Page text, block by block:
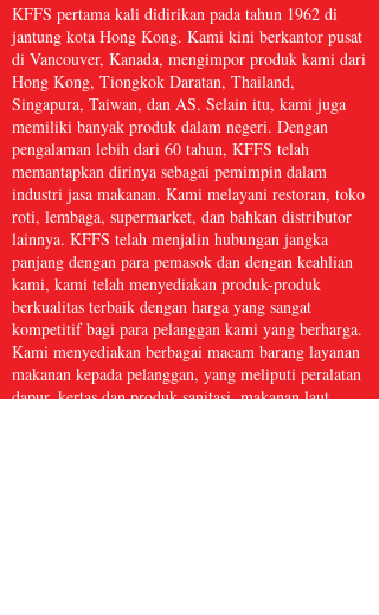
KFFS pertama kali didirikan pada tahun 1962 di
jantung kota Hong Kong. Kami kini berkantor pusat
di Vancouver, Kanada, mengimpor produk kami dari
Hong Kong, Tiongkok Daratan, Thailand,
Singapura, Taiwan, dan AS. Selain itu, kami juga
memiliki banyak produk dalam negeri. Dengan
pengalaman lebih dari 60 tahun, KFFS telah
memantapkan dirinya sebagai pemimpin dalam
industri jasa makanan. Kami melayani restoran, toko
roti, lembaga, supermarket, dan bahkan distributor
lainnya. KFFS telah menjalin hubungan jangka
panjang dengan para pemasok dan dengan keahlian
kami, kami telah menyediakan produk-produk
berkualitas terbaik dengan harga yang sangat
kompetitif bagi para pelanggan kami yang berharga.
Kami menyediakan berbagai macam barang layanan
makanan kepada pelanggan, yang meliputi peralatan
dapur, kertas dan produk sanitasi, makanan laut